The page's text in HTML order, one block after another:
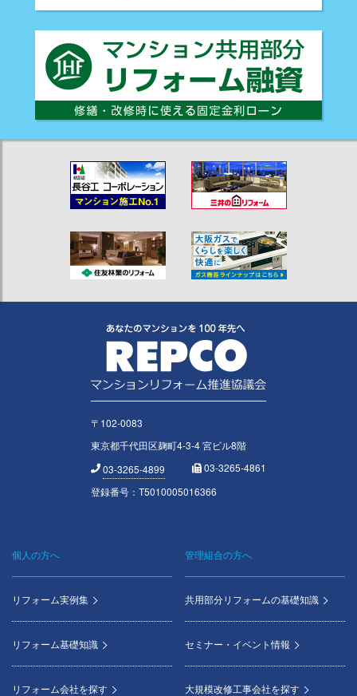
〒102-0083
東京都千代田区麹町4-3-4 宮ビル8階
03-3265-4899
03-3265-4861
登録番号：T5010005016366
Footer
menu
個人の方へ
リフォーム実例集
リフォーム基礎知識
リフォーム会社を探す
管理組合の方へ
共用部分リフォームの基礎知識
セミナー・イベント情報
大規模改修工事会社を探す